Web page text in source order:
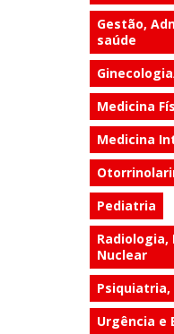
Gestão,
saúde
Medicina
Medicina
Pediatria
Radiologia,
Nuclear
Psiquiatria,
Urgência e